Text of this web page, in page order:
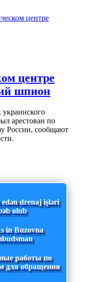
центре
шпион
арестован по
России, сообщают
drenaj işləri
olub
in Buzovna
работы по
для обращения